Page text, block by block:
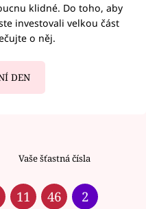
klidné. Do toho, aby
investovali velkou část
o něj.
DEN
Vaše šťastná čísla
11 46 2